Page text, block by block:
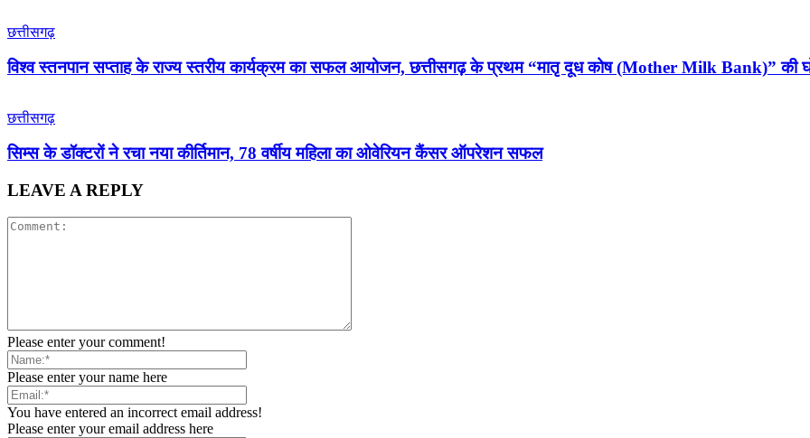
छत्तीसगढ़
विश्व स्तनपान सप्ताह के राज्य स्तरीय कार्यक्रम का सफल आयोजन, छत्तीसगढ़ के प्रथम “मातृ दूध कोष (Mother Milk Bank)” की
छत्तीसगढ़
सिम्स के डॉक्टरों ने रचा नया कीर्तिमान, 78 वर्षीय महिला का ओवेरियन कैंसर ऑपरेशन सफल
LEAVE A REPLY
Please enter your comment!
Please enter your name here
You have entered an incorrect email address!
Please enter your email address here